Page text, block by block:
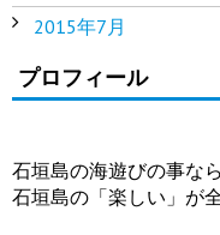
2015年7月
プロフィール
石垣島の海遊びの事な
石垣島の「楽しい」が